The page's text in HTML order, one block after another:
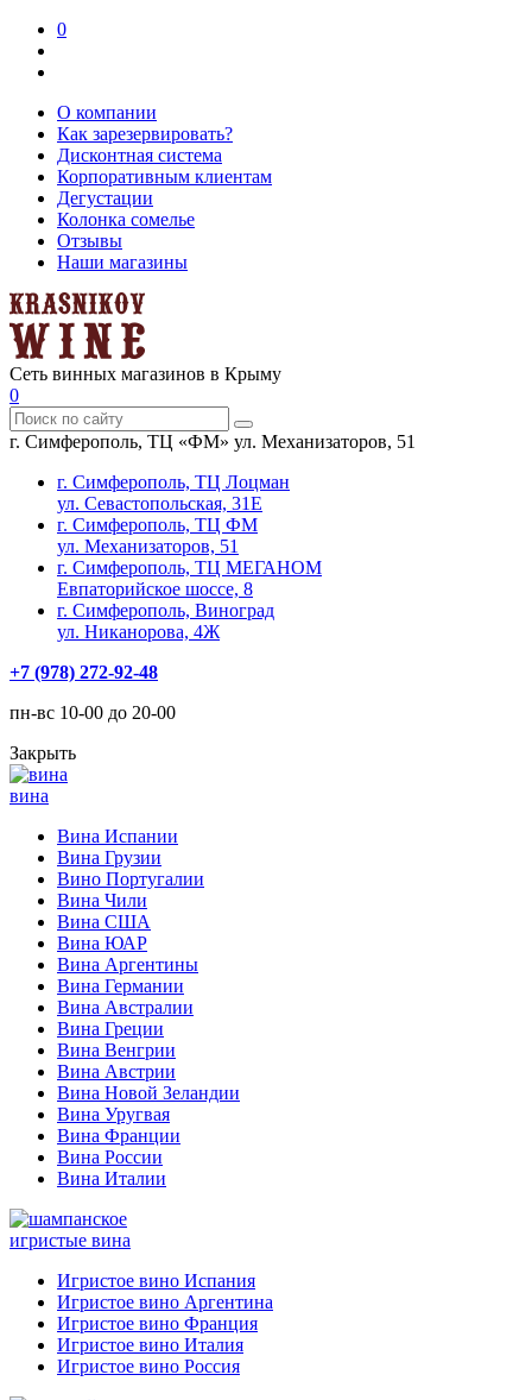
0
О компании
Как зарезервировать?
Дисконтная система
Корпоративным клиентам
Дегустации
Колонка сомелье
Отзывы
Наши магазины
Сеть винных магазинов в Крыму
0
г. Симферополь, ТЦ «ФМ» ул. Механизаторов, 51
г. Симферополь, ТЦ Лоцман
ул. Севастопольская, 31Е
г. Симферополь, ТЦ ФМ
ул. Механизаторов, 51
г. Симферополь, ТЦ МЕГАНОМ
Евпаторийское шоссе, 8
г. Симферополь, Виноград
ул. Никанорова, 4Ж
+7 (978) 272-92-48
пн-вс 10-00 до 20-00
Закрыть
вина
Вина Испании
Вина Грузии
Вино Португалии
Вина Чили
Вина США
Вина ЮАР
Вина Аргентины
Вина Германии
Вина Австралии
Вина Греции
Вина Венгрии
Вина Австрии
Вина Новой Зеландии
Вина Уругвая
Вина Франции
Вина России
Вина Италии
игристые вина
Игристое вино Испания
Игристое вино Аргентина
Игристое вино Франция
Игристое вино Италия
Игристое вино Россия